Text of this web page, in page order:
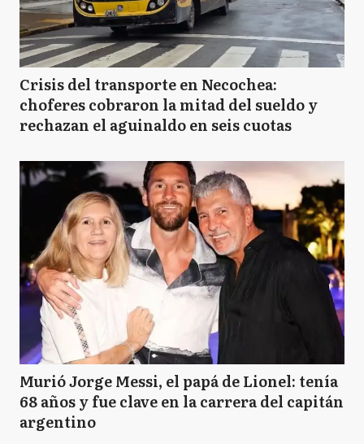
Crisis del transporte en Necochea:
choferes cobraron la mitad del sueldo y
rechazan el aguinaldo en seis cuotas
Murió Jorge Messi, el papá de Lionel: tenía
68 años y fue clave en la carrera del capitán
argentino